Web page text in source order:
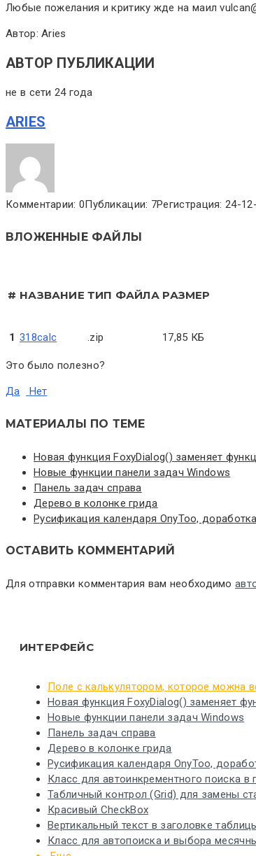
Любые пожелания и критику жде на маил
Автор: Aries
АВТОР ПУБЛИКАЦИИ
не в сети 24 года
ARIES
Комментарии: 0Публикации: 7Регистрация: 24-
ВЛОЖЕННЫЕ ФАЙЛЫ
# НАЗВАНИЕ ТИП ФАЙЛА РАЗМЕР
1 318calc .zip 17,85 КБ
Это было полезно?
Да Нет
МАТЕРИАЛЫ ПО ТЕМЕ
Новая функция FoxyDialog() заменяет
Новые функции панели задач Windows
Панель задач справа
Дерево в колонке грида
Русификация календаря OnyToo,
ОСТАВИТЬ КОММЕНТАРИЙ
Для отправки комментария вам необходимо
ИНТЕРФЕЙС
Поле с калькулятором, которое можна
Новая функция FoxyDialog() заменяет
Новые функции панели задач Windows
Панель задач справа
Дерево в колонке грида
Русификация календаря OnyToo,
Класс для автоинкрементного поиска в
Табличный контрол (Grid) для замены
Красивый CheckBox
Вертикальный текст в заголовке
Класс для автопоиска и выбора